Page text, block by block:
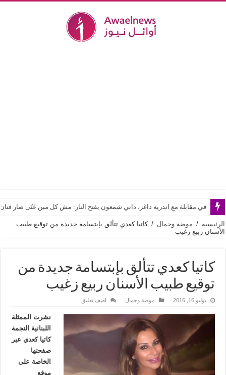
في مقابلة مع اندريه داغر، داني شمعون يفتح النار: مش كل مين غنّى صار
الرئيسية / موضة وجمال / كاتيا كعدي تتألق بإبتسامة جديدة من توقيع طبيب
الأسنان ربيع زغيب
كاتيا كعدي تتألق بإبتسامة جديدة من
توقيع طبيب الأسنان ربيع زغيب
يوليو 16, 2016 موضة وجمال اضف تعليق
نشرت الممثلة
اللبنانية النجمة
كاتيا كعدي عبر
صفحتها
الخاصة على
موقع